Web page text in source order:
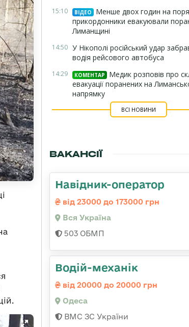
15:10 ВІДЕО
Менше двох годин на
прикордонники евакуювали
Лиманщині
14:50 У Нікополі російський удар
водія рейсового автобуса
14:29 КОМЕНТАР
Медик розповів про
евакуації поранених на
напрямку
ВСІ НОВИНИ
ВАКАНСІЇ
Навідник-оператор
від 23000 до 173000 грн
Вся Україна
503 ОБМП
Водій-механік
від 20000 до 20000 грн
Одеса
ВМС ЗС України